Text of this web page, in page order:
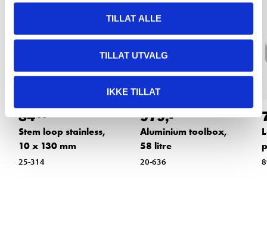
TILLAT ALLE
TILLAT UTVALG
IKKE TILLAT
8490
Stem loop stainless,
10 x 130 mm
25-314
979,-
Aluminium toolbox,
58 litre
20-636